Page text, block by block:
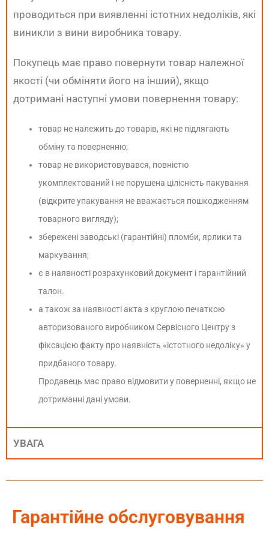
проводиться при виявленні істотних недоліків, які
виникли з вини виробника товару.
Покупець має право повернути товар належної
якості (чи обміняти його на інший), якщо
дотримані наступні умови повернення товару:
товар не належить до товарів, які не підлягають
обміну та поверненню;
товар не використовувався, повністю
укомплектований і не порушена цілісність пакування
(відкрите упакування не вважається пошкодженням
товарного вигляду);
збережені заводські (гарантійні) пломби, ярлики та
маркування;
є в наявності розрахунковий документ і гарантійний
талон.
а також за наявності акта з круглою печаткою
авторизованого виробником Сервісного Центру з
фіксацією факту про наявність «істотного недоліку» у
придбаного товару.
Продавець має право відмовити у поверненні, якщо не
дотриманні дані умови.
УВАГА
Гарантійне обслуговування